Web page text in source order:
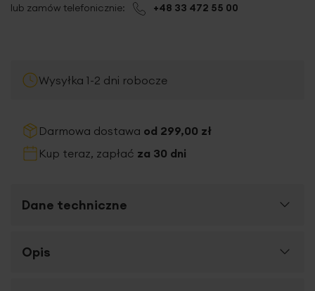
lub zamów telefonicznie: +48 33 472 55 00
Wysyłka 1-2 dni robocze
Darmowa dostawa od 299,00 zł
Kup teraz, zapłać za 30 dni
Dane techniczne
Więcej
informacji
SKU
Opis